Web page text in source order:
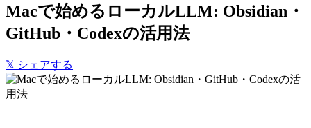
Macで始めるローカルLLM: Obsidian・
GitHub・Codexの活用法
𝕏 シェアする